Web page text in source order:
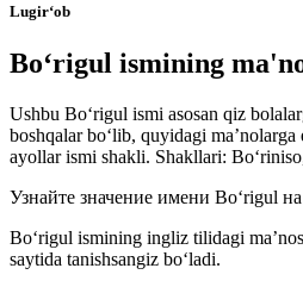
Lugir‘ob
Bo‘rigul ismining
Ushbu Bo‘rigul ismi asosan qiz
boshqalar bo‘lib, quyidagi
ayollar ismi shakli. Shakllari:
Узнайте значение имени Bo‘rigul
Bo‘rigul ismining ingliz tilidagi
saytida tanishsangiz bo‘ladi.